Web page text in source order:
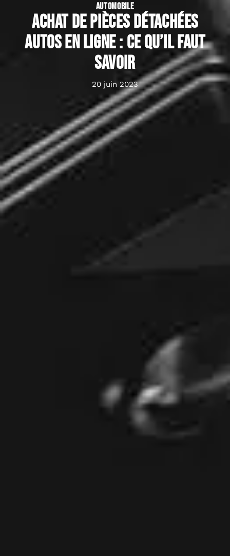
AUTOMOBILE
Achat de pièces détachées
autos en ligne : ce qu’il faut
savoir
20 juin 2023